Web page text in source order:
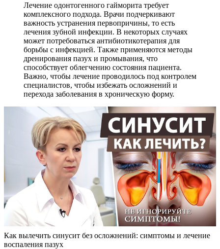
Лечение одонтогенного гайморита требует
комплексного подхода. Врачи подчеркивают
важность устранения первопричины, то есть
лечения зубной инфекции. В некоторых случаях
может потребоваться антибиотикотерапия для
борьбы с инфекцией. Также применяются методы
дренирования пазух и промывания, что
способствует облегчению состояния пациента.
Важно, чтобы лечение проводилось под контролем
специалистов, чтобы избежать осложнений и
перехода заболевания в хроническую форму.
Как вылечить синусит без осложнений: симптомы и лечение
воспаления пазух